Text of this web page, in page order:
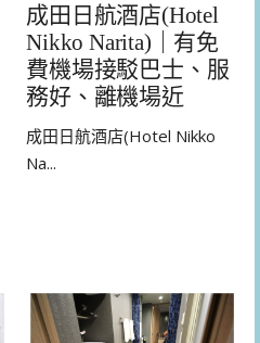
成田日航酒店(Hotel
Nikko Narita)｜有免
費機場接駁巴士、服
務好、離機場近
成田日航酒店(Hotel Nikko
Na...